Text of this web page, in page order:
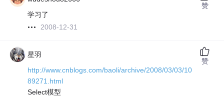
学习了
2008-12-31
赞
星羽
http://www.cnblogs.com/baoli/archive/2008/03/03/10
89271.html
Select模型
赞